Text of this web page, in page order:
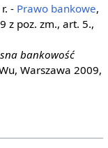
- Prawo bankowe,
z poz. zm., art. 5.,
bankowość
Warszawa 2009,